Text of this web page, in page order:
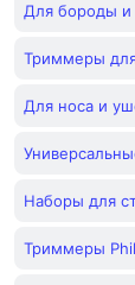
Для бороды и
Триммеры
Для носа и
Наборы для
Триммеры